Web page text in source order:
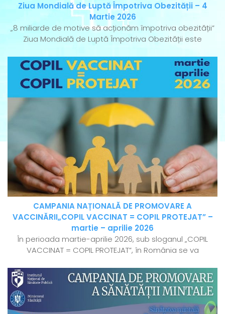
Ziua Mondială de Luptă Împotriva Obezității – 4
Martie 2026
„8 miliarde de motive să acționăm împotriva obezității”
Ziua Mondială de Luptă Împotriva Obezității este
CAMPANIA NAȚIONALĂ DE PROMOVARE A
VACCINĂRII„COPIL VACCINAT = COPIL PROTEJAT” –
martie – aprilie 2026
În perioada martie-aprilie 2026, sub sloganul „COPIL
VACCINAT = COPIL PROTEJAT”, în România se va